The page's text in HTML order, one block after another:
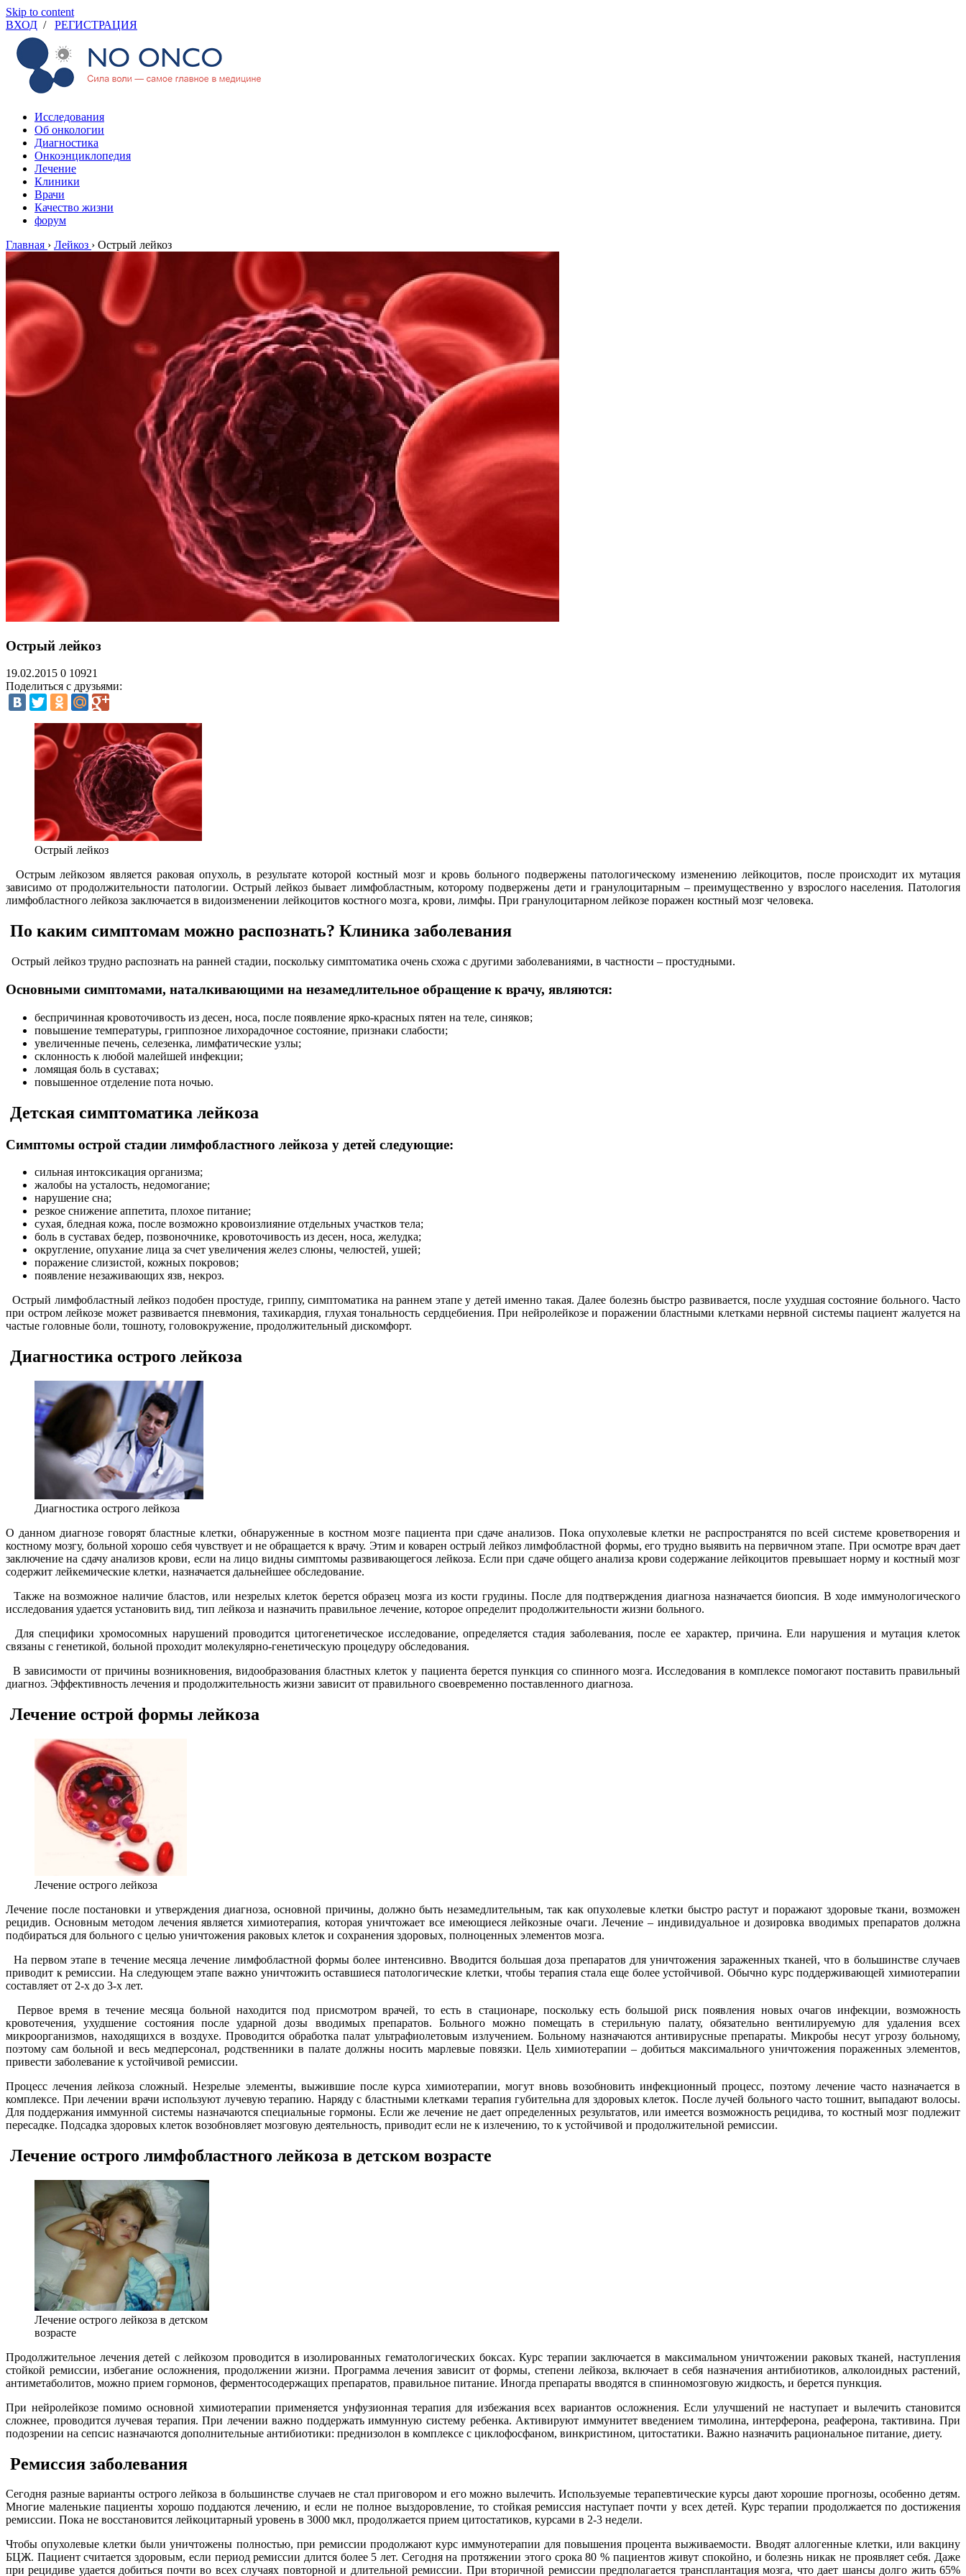
Skip to content
ВХОД / РЕГИСТРАЦИЯ
Исследования
Об онкологии
Диагностика
Онкоэнциклопедия
Лечение
Клиники
Врачи
Качество жизни
форум
Главная › Лейкоз › Острый лейкоз
Острый лейкоз
19.02.2015 0 10921
Поделиться с друзьями:
Острый лейкоз
Острым лейкозом является раковая опухоль, в результате которой костный мозг и кровь больного подвержены патологическому изменению лейкоцитов, после происходит их мутация
зависимо от продолжительности патологии. Острый лейкоз бывает лимфобластным, которому подвержены дети и гранулоцитарным – преимущественно у взрослого населения. Патология
лимфобластного лейкоза заключается в видоизменении лейкоцитов костного мозга, крови, лимфы. При гранулоцитарном лейкозе поражен костный мозг человека.
По каким симптомам можно распознать? Клиника заболевания
Острый лейкоз трудно распознать на ранней стадии, поскольку симптоматика очень схожа с другими заболеваниями, в частности – простудными.
Основными симптомами, наталкивающими на незамедлительное обращение к врачу, являются:
беспричинная кровоточивость из десен, носа, после появление ярко-красных пятен на теле, синяков;
повышение температуры, гриппозное лихорадочное состояние, признаки слабости;
увеличенные печень, селезенка, лимфатические узлы;
склонность к любой малейшей инфекции;
ломящая боль в суставах;
повышенное отделение пота ночью.
Детская симптоматика лейкоза
Симптомы острой стадии лимфобластного лейкоза у детей следующие:
сильная интоксикация организма;
жалобы на усталость, недомогание;
нарушение сна;
резкое снижение аппетита, плохое питание;
сухая, бледная кожа, после возможно кровоизлияние отдельных участков тела;
боль в суставах бедер, позвоночнике, кровоточивость из десен, носа, желудка;
округление, опухание лица за счет увеличения желез слюны, челюстей, ушей;
поражение слизистой, кожных покровов;
появление незаживающих язв, некроз.
Острый лимфобластный лейкоз подобен простуде, гриппу, симптоматика на раннем этапе у детей именно такая. Далее болезнь быстро развивается, после ухудшая состояние больного. Часто
при остром лейкозе может развивается пневмония, тахикардия, глухая тональность сердцебиения. При нейролейкозе и поражении бластными клетками нервной системы пациент жалуется на
частые головные боли, тошноту, головокружение, продолжительный дискомфорт.
Диагностика острого лейкоза
Диагностика острого лейкоза
О данном диагнозе говорят бластные клетки, обнаруженные в костном мозге пациента при сдаче анализов. Пока опухолевые клетки не распространятся по всей системе кроветворения и
костному мозгу, больной хорошо себя чувствует и не обращается к врачу. Этим и коварен острый лейкоз лимфобластной формы, его трудно выявить на первичном этапе. При осмотре врач дает
заключение на сдачу анализов крови, если на лицо видны симптомы развивающегося лейкоза. Если при сдаче общего анализа крови содержание лейкоцитов превышает норму и костный мозг
содержит лейкемические клетки, назначается дальнейшее обследование.
Также на возможное наличие бластов, или незрелых клеток берется образец мозга из кости грудины. После для подтверждения диагноза назначается биопсия. В ходе иммунологического
исследования удается установить вид, тип лейкоза и назначить правильное лечение, которое определит продолжительности жизни больного.
Для специфики хромосомных нарушений проводится цитогенетическое исследование, определяется стадия заболевания, после ее характер, причина. Ели нарушения и мутация клеток
связаны с генетикой, больной проходит молекулярно-генетическую процедуру обследования.
В зависимости от причины возникновения, видообразования бластных клеток у пациента берется пункция со спинного мозга. Исследования в комплексе помогают поставить правильный
диагноз. Эффективность лечения и продолжительность жизни зависит от правильного своевременно поставленного диагноза.
Лечение острой формы лейкоза
Лечение острого лейкоза
Лечение после постановки и утверждения диагноза, основной причины, должно быть незамедлительным, так как опухолевые клетки быстро растут и поражают здоровые ткани, возможен
рецидив. Основным методом лечения является химиотерапия, которая уничтожает все имеющиеся лейкозные очаги. Лечение – индивидуальное и дозировка вводимых препаратов должна
подбираться для больного с целью уничтожения раковых клеток и сохранения здоровых, полноценных элементов мозга.
На первом этапе в течение месяца лечение лимфобластной формы более интенсивно. Вводится большая доза препаратов для уничтожения зараженных тканей, что в большинстве случаев
приводит к ремиссии. На следующем этапе важно уничтожить оставшиеся патологические клетки, чтобы терапия стала еще более устойчивой. Обычно курс поддерживающей химиотерапии
составляет от 2-х до 3-х лет.
Первое время в течение месяца больной находится под присмотром врачей, то есть в стационаре, поскольку есть большой риск появления новых очагов инфекции, возможность
кровотечения, ухудшение состояния после ударной дозы вводимых препаратов. Больного можно помещать в стерильную палату, обязательно вентилируемую для удаления всех
микроорганизмов, находящихся в воздухе. Проводится обработка палат ультрафиолетовым излучением. Больному назначаются антивирусные препараты. Микробы несут угрозу больному,
поэтому сам больной и весь медперсонал, родственники в палате должны носить марлевые повязки. Цель химиотерапии – добиться максимального уничтожения пораженных элементов,
привести заболевание к устойчивой ремиссии.
Процесс лечения лейкоза сложный. Незрелые элементы, выжившие после курса химиотерапии, могут вновь возобновить инфекционный процесс, поэтому лечение часто назначается в
комплексе. При лечении врачи используют лучевую терапию. Наряду с бластными клетками терапия губительна для здоровых клеток. После лучей больного часто тошнит, выпадают волосы.
Для поддержания иммунной системы назначаются специальные гормоны. Если же лечение не дает определенных результатов, или имеется возможность рецидива, то костный мозг подлежит
пересадке. Подсадка здоровых клеток возобновляет мозговую деятельность, приводит если не к излечению, то к устойчивой и продолжительной ремиссии.
Лечение острого лимфобластного лейкоза в детском возрасте
Лечение острого лейкоза в детском
возрасте
Продолжительное лечения детей с лейкозом проводится в изолированных гематологических боксах. Курс терапии заключается в максимальном уничтожении раковых тканей, наступления
стойкой ремиссии, избегание осложнения, продолжении жизни. Программа лечения зависит от формы, степени лейкоза, включает в себя назначения антибиотиков, алколоидных растений,
антиметаболитов, можно прием гормонов, ферментосодержащих препаратов, правильное питание. Иногда препараты вводятся в спинномозговую жидкость, и берется пункция.
При нейролейкозе помимо основной химиотерапии применяется унфузионная терапия для избежания всех вариантов осложнения. Если улучшений не наступает и вылечить становится
сложнее, проводится лучевая терапия. При лечении важно поддержать иммунную систему ребенка. Активируют иммунитет введением тимолина, интерферона, реаферона, тактивина. При
подозрении на сепсис назначаются дополнительные антибиотики: преднизолон в комплексе с циклофосфаном, винкристином, цитостатики. Важно назначить рациональное питание, диету.
Ремиссия заболевания
Сегодня разные варианты острого лейкоза в большинстве случаев не стал приговором и его можно вылечить. Используемые терапевтические курсы дают хорошие прогнозы, особенно детям.
Многие маленькие пациенты хорошо поддаются лечению, и если не полное выздоровление, то стойкая ремиссия наступает почти у всех детей. Курс терапии продолжается по достижения
ремиссии. Пока не восстановится лейкоцитарный уровень в 3000 мкл, продолжается прием цитостатиков, курсами в 2-3 недели.
Чтобы опухолевые клетки были уничтожены полностью, при ремиссии продолжают курс иммунотерапии для повышения процента выживаемости. Вводят аллогенные клетки, или вакцину
БЦЖ. Пациент считается здоровым, если период ремиссии длится более 5 лет. Сегодня на протяжении этого срока 80 % пациентов живут спокойно, и болезнь никак не проявляет себя. Даже
при рецидиве удается добиться почти во всех случаях повторной и длительной ремиссии. При вторичной ремиссии предполагается трансплантация мозга, что дает шансы долго жить 65%